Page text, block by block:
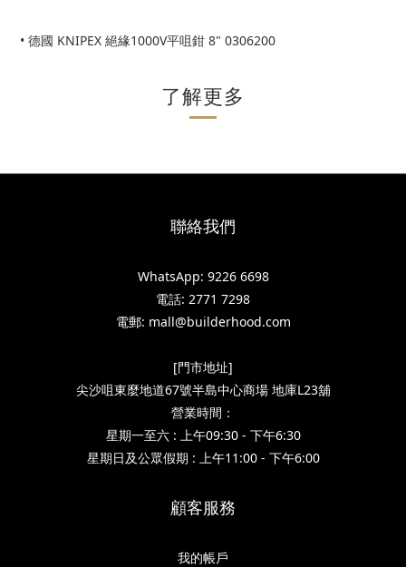
• 德國 KNIPEX 絕緣1000V平咀鉗 8" 0306200
了解更多
聯絡我們
WhatsApp: 9226 6698
電話: 2771 7298
電郵: mall@builderhood.com
[門市地址]
尖沙咀東麼地道67號半島中心商場 地庫L23舖
營業時間：
星期一至六 : 上午09:30 - 下午6:30
星期日及公眾假期 : 上午11:00 - 下午6:00
顧客服務
我的帳戶